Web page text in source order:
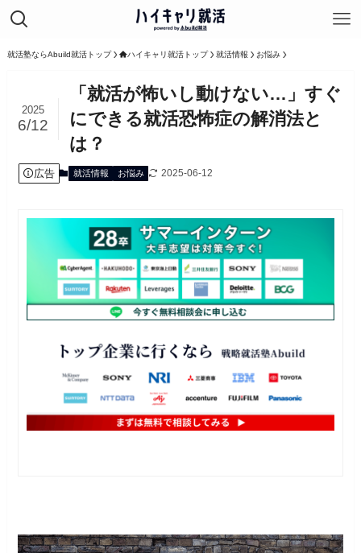
就活塾ならAbuild就活トップ ハイキャリ就活トップ 就活情報 お悩み
「就活が怖いし動けない…」すぐ
にできる就活恐怖症の解消法と
は？
2025
6/12
広告 就活情報 お悩み 2025-06-12